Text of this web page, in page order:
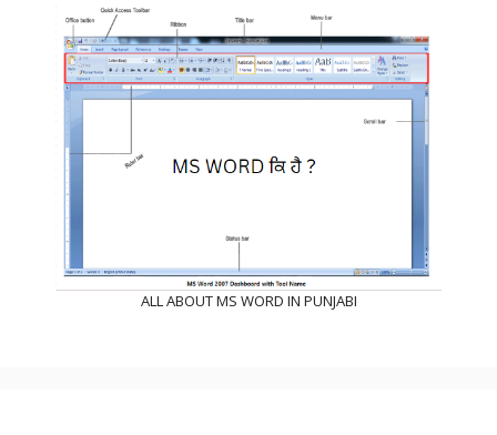
ALL ABOUT MS WORD IN PUNJABI